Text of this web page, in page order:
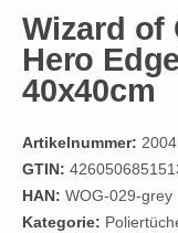
Wizard of
Hero
40x40cm
Artikelnummer:
GTIN:
HAN: WOG-029-grey
Kategorie: